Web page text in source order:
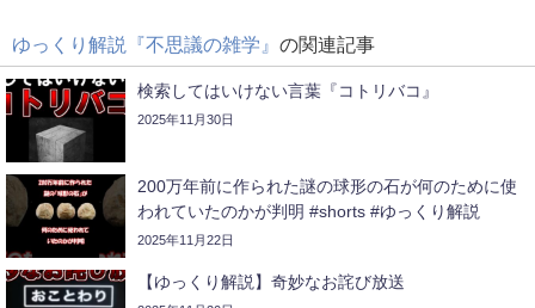
ゆっくり解説『不思議の雑学』 の関連記事
検索してはいけない言葉『コトリバコ』
2025年11月30日
200万年前に作られた謎の球形の石が何のために使
われていたのかが判明 #shorts #ゆっくり解説
2025年11月22日
【ゆっくり解説】奇妙なお詫び放送